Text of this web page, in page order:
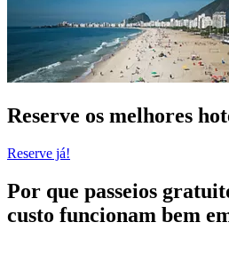
Reserve os melhores
Reserve já!
Por que passeios
custo funcionam bem